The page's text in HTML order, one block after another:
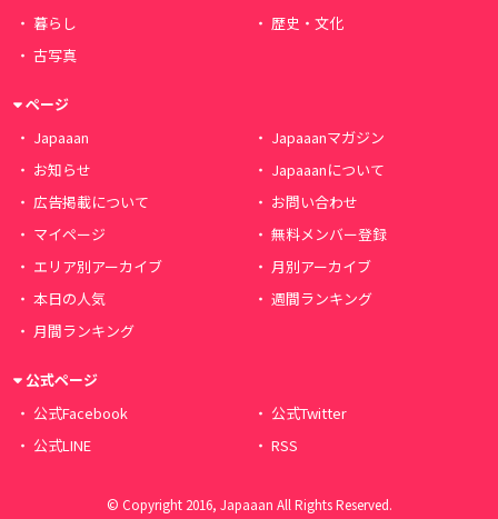
暮らし
歴史・文化
古写真
ページ
Japaaan
Japaaanマガジン
お知らせ
Japaaanについて
広告掲載について
お問い合わせ
マイページ
無料メンバー登録
エリア別アーカイブ
月別アーカイブ
本日の人気
週間ランキング
月間ランキング
公式ページ
公式Facebook
公式Twitter
公式LINE
RSS
© Copyright 2016, Japaaan All Rights Reserved.